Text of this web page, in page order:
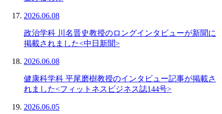
2026.06.08
政治学科 川名晋史教授のロングインタビューが新聞に
掲載されました<中日新聞>
2026.06.08
健康科学科 平尾磨樹教授のインタビュー記事が掲載さ
れました<フィットネスビジネス誌144号>
2026.06.05